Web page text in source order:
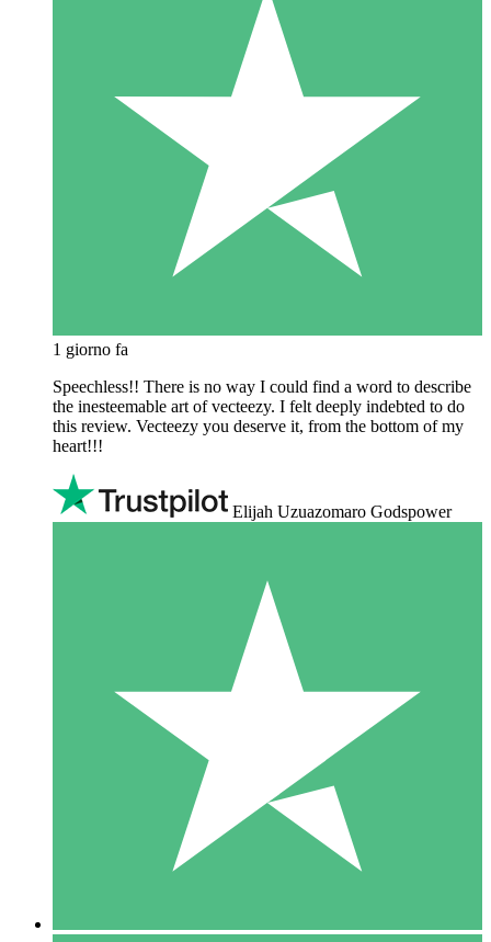
1 giorno fa
Speechless!! There is no way I could find a word to describe
the inesteemable art of vecteezy. I felt deeply indebted to do
this review. Vecteezy you deserve it, from the bottom of my
heart!!!
Elijah Uzuazomaro Godspower